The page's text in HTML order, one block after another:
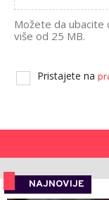
Možete da ubacite
više od 25 MB.
Pristajete na
NAJNOVIJE